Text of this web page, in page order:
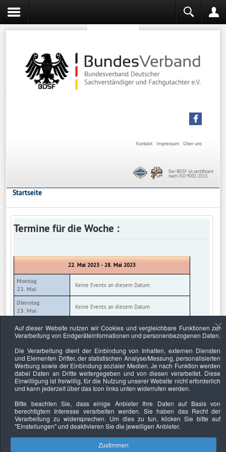
Über uns
Impressum
Kontakt
Der BDSF ist zertifiziert
nach ISO 9001:2015
Startseite
Termine für die Woche :
22. Mai 2023 - 28. Mai 2023
Montag
22. Mai
Keine Events an diesem Datum
Dienstag
23. Mai
Keine Events an diesem Datum
Mittwoch
24. Mai
Keine Events an diesem Datum
25. Mai
Keine Events an diesem Datum
Freitag
26. Mai
Keine Events an diesem Datum
Samstag
Sonntag
28. Mai
Keine Events an diesem Datum
Auf dieser Website nutzen wir Cookies und vergleichbare Funktionen zur
Verarbeitung von Endgeräteinformationen und personenbezogenen Daten.
Die Verarbeitung dient der Einbindung von Inhalten, externen Diensten
und Elementen Dritter, der statistischen Analyse/Messung, personalisierten
Werbung sowie der Einbindung sozialer Medien. Je nach Funktion werden
dabei Daten an Dritte weitergegeben und von diesen verarbeitet. Diese
Einwilligung ist freiwillig, für die Nutzung unserer Website nicht erforderlich
und kann jederzeit über das Icon links unten widerrufen werden.
Bitte beachten Sie, dass einige Anbieter Ihre Daten auf Basis von
berechtigtem Interesse verarbeiten werden. Sie haben das Recht der
Verarbeitung zu widersprechen. Um dies zu tun, klicken Sie bitte auf
"Einstellungen"und deaktivieren Sie die jeweiligen Anbieter.
Zustimmen